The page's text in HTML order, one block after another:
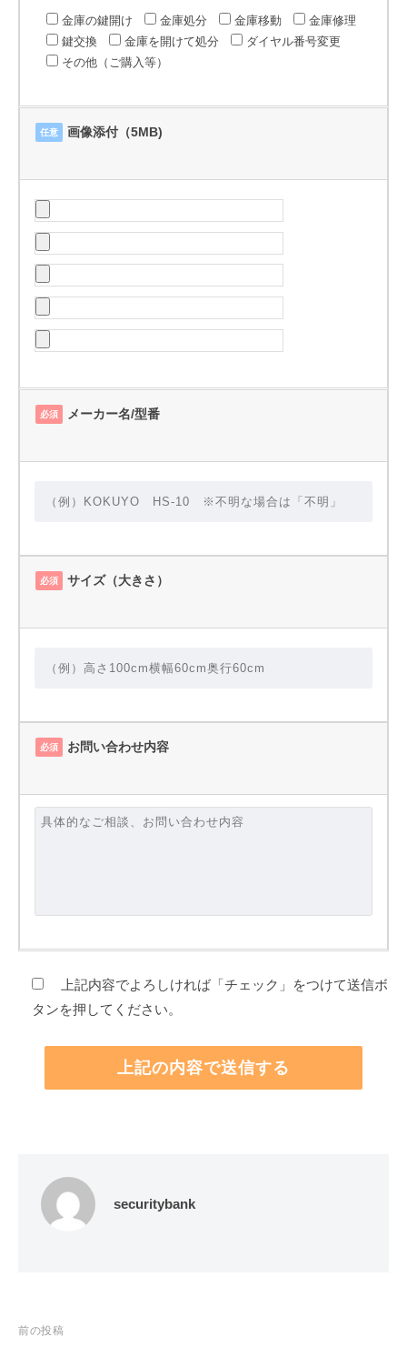
金庫の鍵開け 金庫処分 金庫移動
金庫修理
鍵交換
金庫を開けて処分
ダイヤル番号変更
その他（ご購入等）
任意 画像添付（5MB)
必須 メーカー名/型番
必須 サイズ（大きさ）
必須 お問い合わせ内容
上記内容でよろしければ「チェック」をつけて送信ボ
タンを押してください。
securitybank
投
前の投稿